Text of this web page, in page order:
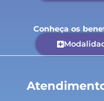
Conheça os